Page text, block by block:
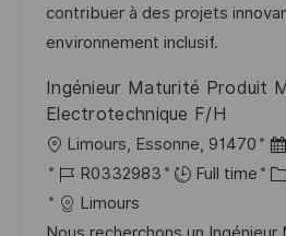
i
o
i
e
e
d
p
t
e
e
contribuer à des projets
environnement inclusif.
Ingénieur Maturité Produit
Electrotechnique F/H
o
c
a
Limours, Essonne, 91470
D
a
e
R
é
f
R0332983 Full time
C
t
Limours